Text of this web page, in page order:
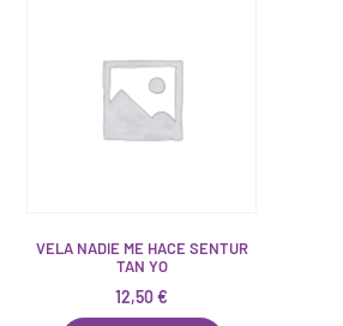
VELA NADIE ME HACE SENTUR
TAN YO
12,50€